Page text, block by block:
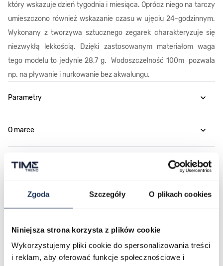
Zgoda Szczegóły O plikach cookies
Niniejsza strona korzysta z plików cookie
Wykorzystujemy pliki cookie do spersonalizowania treści
i reklam, aby oferować funkcje społecznościowe i
który wskazuje dzień tygodnia i miesiąca. Oprócz niego na tarczy
umieszczono również wskazanie czasu w ujęciu 24-godzinnym.
Wykonany z tworzywa sztucznego zegarek charakteryzuje się
niezwykłą lekkością. Dzięki zastosowanym materiałom waga
tego modelu to jedynie 28,7 g. Wodoszczelność 100m pozwala
np. na pływanie i nurkowanie bez akwalungu.
Parametry
O marce
Opinie
Zapytaj o produkt
Płatność i dostawa